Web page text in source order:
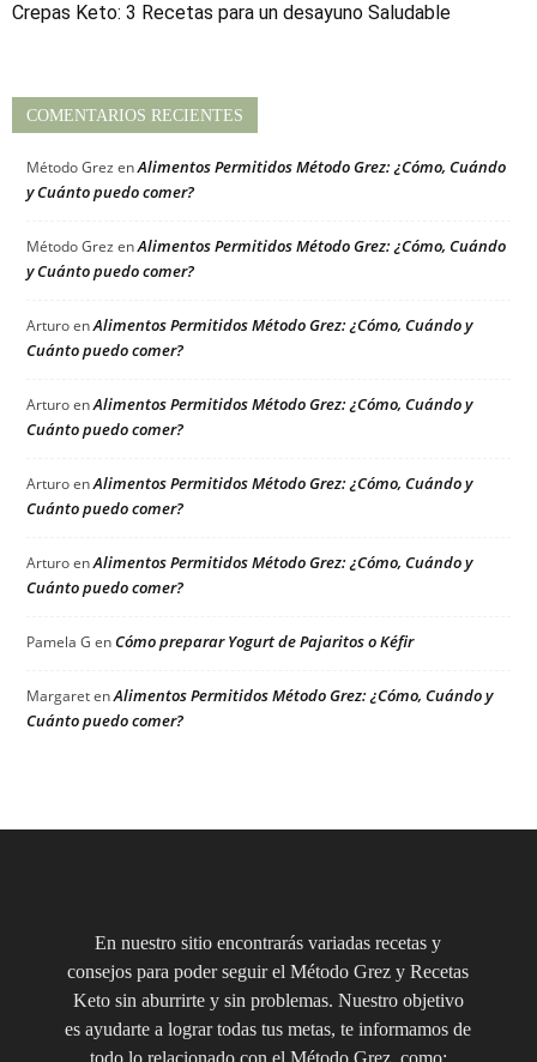
Crepas Keto: 3 Recetas para un desayuno Saludable
COMENTARIOS RECIENTES
Método Grez enAlimentos Permitidos Método Grez: ¿Cómo, Cuándo
y Cuánto puedo comer?
Método Grez enAlimentos Permitidos Método Grez: ¿Cómo, Cuándo
y Cuánto puedo comer?
ArturoenAlimentos Permitidos Método Grez: ¿Cómo, Cuándo y
Cuánto puedo comer?
ArturoenAlimentos Permitidos Método Grez: ¿Cómo, Cuándo y
Cuánto puedo comer?
ArturoenAlimentos Permitidos Método Grez: ¿Cómo, Cuándo y
Cuánto puedo comer?
ArturoenAlimentos Permitidos Método Grez: ¿Cómo, Cuándo y
Cuánto puedo comer?
Pamela G enCómo preparar Yogurt de Pajaritos o Kéfir
MargaretenAlimentos Permitidos Método Grez: ¿Cómo, Cuándo y
Cuánto puedo comer?
En nuestro sitio encontrarás variadas recetas y
consejos para poder seguir el Método Grez y Recetas
Keto sin aburrirte y sin problemas. Nuestro objetivo
es ayudarte a lograr todas tus metas, te informamos de